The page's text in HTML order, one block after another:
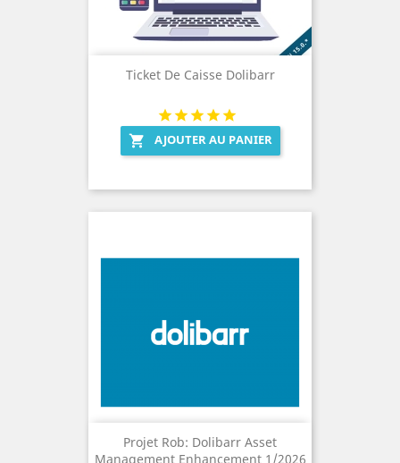
Ticket De Caisse Dolibarr
 AJOUTER AU PANIER
Projet Rob: Dolibarr Asset
Management Enhancement 1/2026